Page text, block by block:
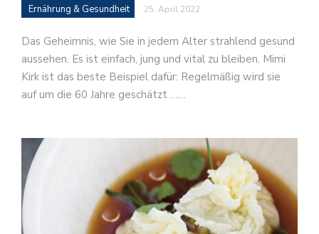
Ernährung & Gesundheit 25. April 2022
Das Geheimnis, wie Sie in jedem Alter strahlend gesund
aussehen. Es ist einfach, jung und vital zu bleiben. Mimi
Kirk ist das beste Beispiel dafür: Regelmäßig wird sie
auf um die 60 Jahre geschätzt ……